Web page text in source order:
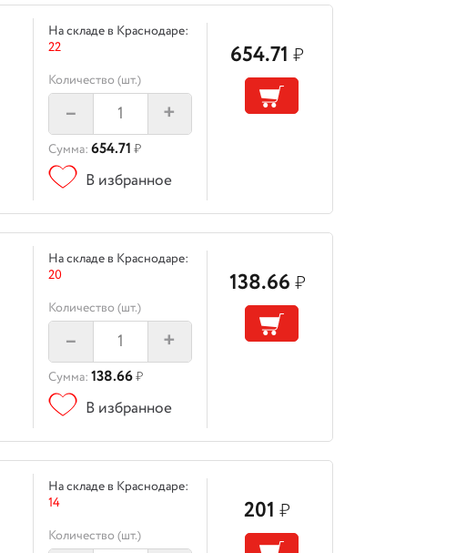
На складе в Краснодаре:
22
Количество (шт.)
– +
Сумма: 654.71 ₽
В избранное
654.71₽
На складе в Краснодаре:
20
Количество (шт.)
– +
Сумма: 138.66₽
В избранное
138.66 ₽
На складе в Краснодаре:
14
Количество (шт.)
201₽